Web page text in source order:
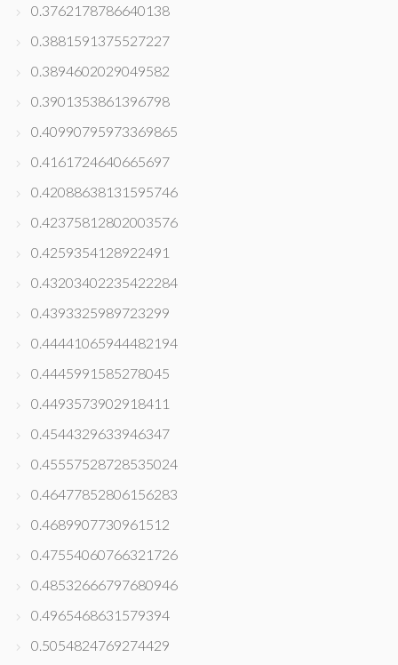
0.3762178786640138
0.3881591375527227
0.3894602029049582
0.3901353861396798
0.40990795973369865
0.4161724640665697
0.42088638131595746
0.42375812802003576
0.4259354128922491
0.43203402235422284
0.4393325989723299
0.44441065944482194
0.4445991585278045
0.4493573902918411
0.4544329633946347
0.45557528728535024
0.46477852806156283
0.4689907730961512
0.47554060766321726
0.48532666797680946
0.4965468631579394
0.5054824769274429